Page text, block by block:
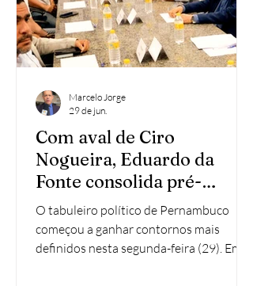
Com aval de Ciro
Nogueira, Eduardo da
Fonte consolida pré-
candidatura ao Senado e
estreita possibilidade de
escolha de Raquel Lyra na
O tabuleiro político de Pernambuco
começou a ganhar contornos mais
definidos nesta segunda-feira (29). Em
Marcelo Jorge
29 de jun.